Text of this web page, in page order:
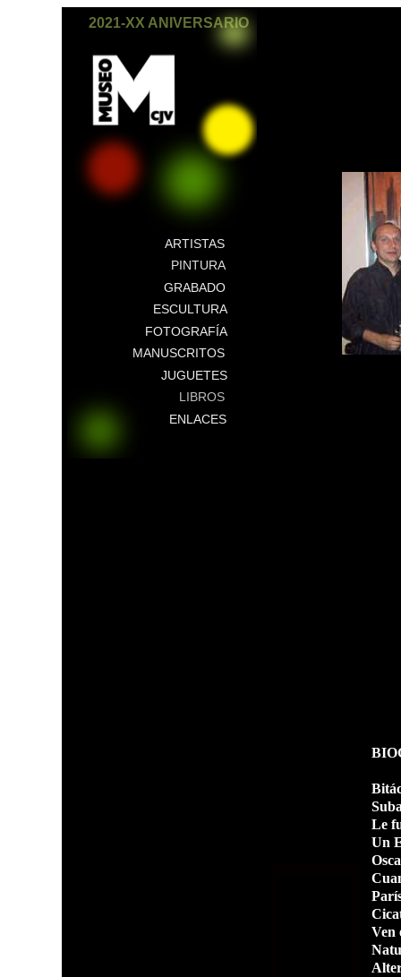
2021-XX ANIVERSARIO
ARTISTAS
PINTURA
GRABADO
ESCULTURA
FOTOGRAFÍA
MANUSCRITOS
JUGUETES
LIBROS
ENLACES
Le
Un
Ven